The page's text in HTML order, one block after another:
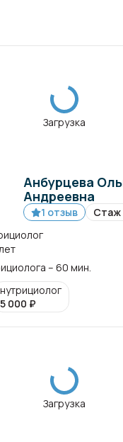
Загрузка
Анбурцева
Андреевна
1 отзыв
Стаж
– 60 мин.
нутрициолог
5 000 ₽
Загрузка